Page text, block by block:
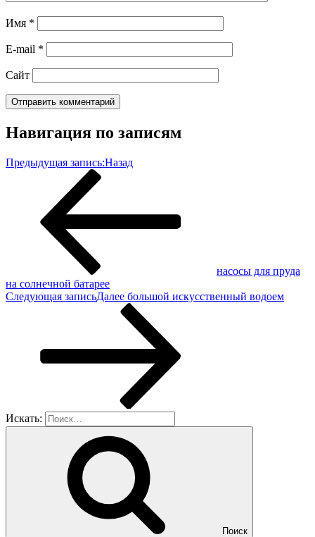
Имя *
E-mail *
Сайт
Навигация по записям
Предыдущая запись:Назад
насосы для пруда
на солнечной батарее
Следующая записьДалее большой искусственный водоем
Искать:
Поиск